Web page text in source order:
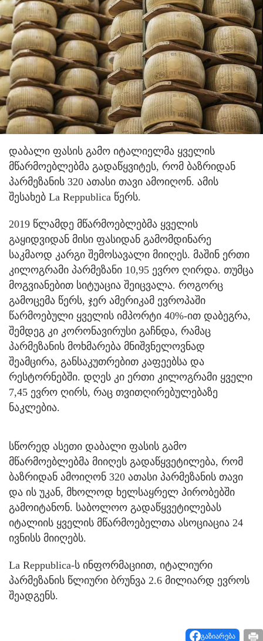
დაბალი ფასის გამო იტალიელმა ყველის
მწარმოებლებმა გადაწყვიტეს, რომ ბაზრიდან
პარმეზანის 320 ათასი თავი ამოიღონ. ამის
შესახებ La Reppublica წერს.
2019 წლამდე მწარმოებლებმა ყველის
გაყიდვიდან მისი ფასიდან გამომდინარე
საკმაოდ კარგი შემოსავალი მიიღეს. მაშინ ერთი
კილოგრამი პარმეზანი 10,95 ევრო ღირდა. თუმცა
მოგვიანებით სიტუაცია შეიცვალა. როგორც
გამოცემა წერს, ჯერ ამერიკამ ევროპაში
წარმოებული ყველის იმპორტი 40%-ით დაბეგრა,
შემდეგ კი კორონავირუსი გაჩნდა, რამაც
პარმეზანის მოხმარება მნიშვნელოვნად
შეამცირა, განსაკუთრებით კაფეებსა და
რესტორნებში. დღეს კი ერთი კილოგრამი ყველი
7,45 ევრო ღირს, რაც თვითღირებულებაზე
ნაკლებია.
სწორედ ასეთი დაბალი ფასის გამო
მწარმოებლებმა მიიღეს გადაწყვეტილება, რომ
ბაზრიდან ამოიღონ 320 ათასი პარმეზანის თავი
და ის უკან, მხოლოდ ხელსაყრელ პირობებში
გამოიტანონ. საბოლოო გადაწყვეტილებას
იტალიის ყველის მწარმოებელთა ასოციაცია 24
ივნისს მიიღებს.
La Reppublica-ს ინფორმაციით, იტალიური
პარმეზანის წლიური ბრუნვა 2.6 მილიარდ ევროს
შეადგენს.
გაზიარება